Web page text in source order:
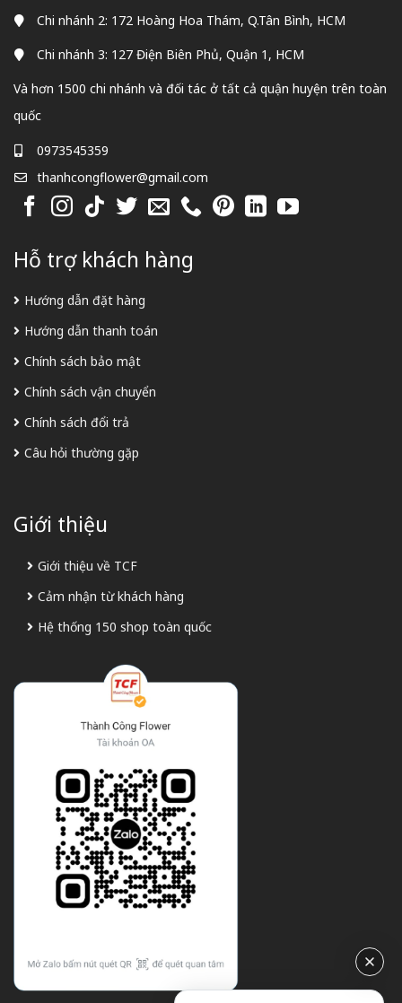
Chi nhánh 2: 172 Hoàng Hoa Thám, Q.Tân Bình, HCM
Chi nhánh 3: 127 Điện Biên Phủ, Quận 1, HCM
Và hơn 1500 chi nhánh và đối tác ở tất cả quận huyện trên toàn
quốc
0973545359
thanhcongflower@gmail.com
Hỗ trợ khách hàng
Hướng dẫn đặt hàng
Hướng dẫn thanh toán
Chính sách bảo mật
Chính sách vận chuyển
Chính sách đổi trả
Câu hỏi thường gặp
Giới thiệu
Giới thiệu về TCF
Cảm nhận từ khách hàng
Hệ thống 150 shop toàn quốc